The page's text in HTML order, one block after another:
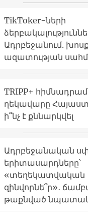
TikToker-ների
Ադրբեջանում.
ազատության
TRIPP+
ղեկավարը
ի՞նչ է քննարկվել
Ադրբեջանական
երիտասարդները՝
«տեղեկատվական
զինվորնե՞ր»․
թաքնված